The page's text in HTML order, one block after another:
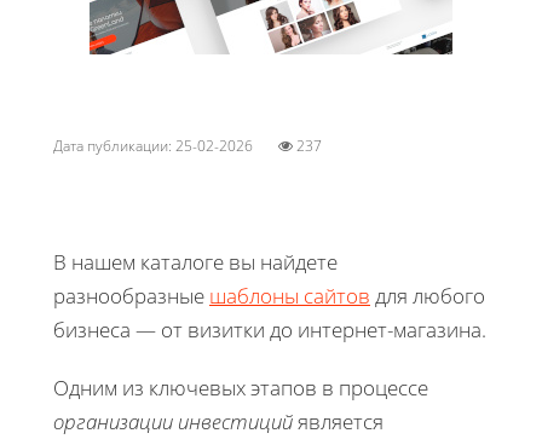
Дата публикации: 25-02-2026 237
В нашем каталоге вы найдете
разнообразные шаблоны сайтов для любого
бизнеса — от визитки до интернет-магазина.
Одним из ключевых этапов в процессе
организации инвестицийявляется